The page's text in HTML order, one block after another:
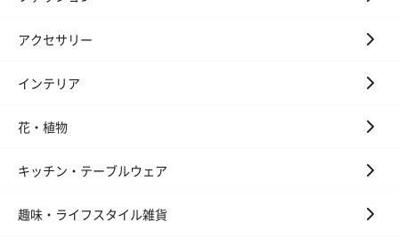
いぶりがっことチーズ
ン）（981円）
しょっつるナ
アクセサリー
インテリア
花・植物
キッチン・テーブルウェア
趣味・ライフスタイル雑貨